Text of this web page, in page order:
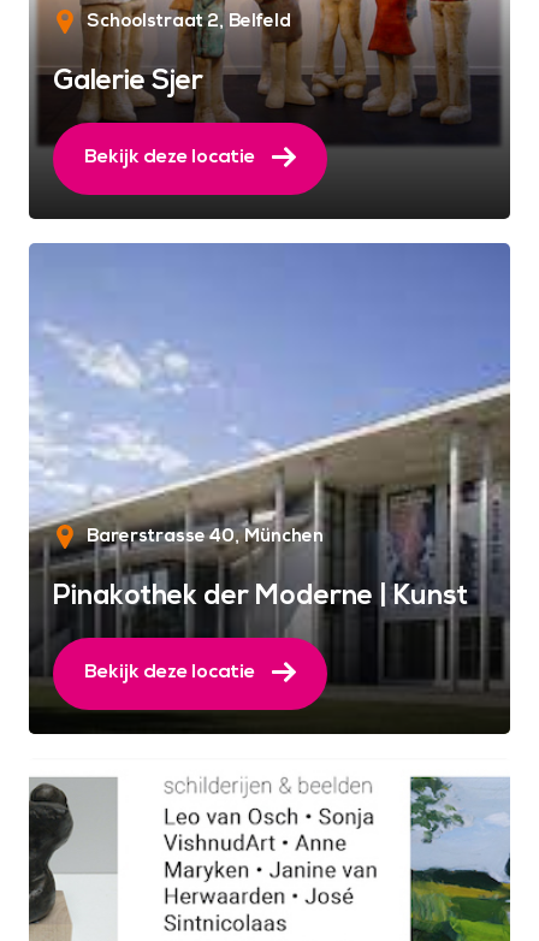
Schoolstraat 2 Belfeld
Galerie Sjer
Bekijk deze locatie
Barerstrasse 40 München
Pinakothek der Moderne | Kunst
Bekijk deze locatie